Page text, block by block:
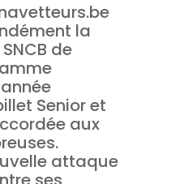
la
de
Senior et
aux
attaque